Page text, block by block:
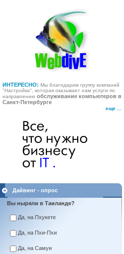
ИНТЕРЕСНО: Мы благодарим группу компаний
"Настройка", которая оказывает нам услуги по
направлению обслуживание компьютеров в
Санкт-Петербурге
еще ...
Дайвинг - опрос
Вы ныряли в Таиланде?
Да, на Пхукете
Да, на Пхи-Пхи
Да, на Самуи